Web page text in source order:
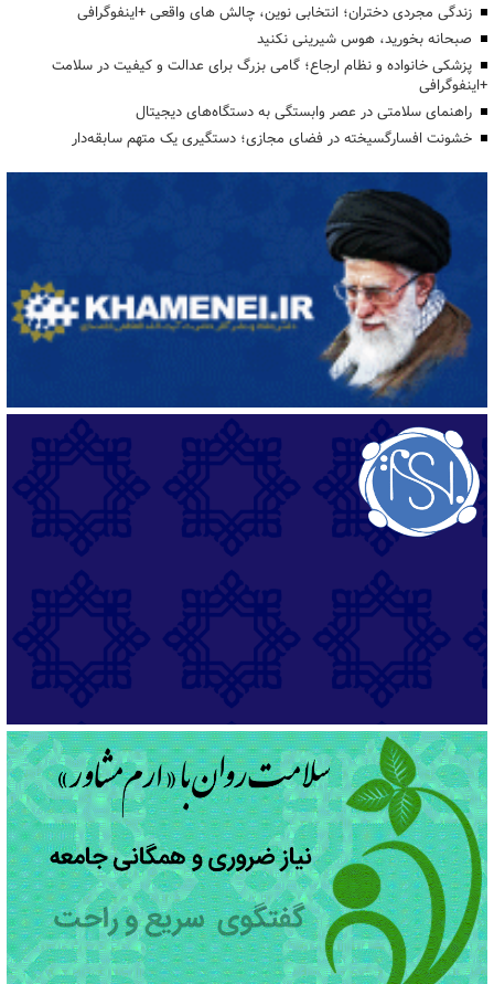
زندگی مجردی دختران؛ انتخابی نوین، چالش های واقعی +اینفوگرافی
صبحانه بخورید، هوس شیرینی نکنید
پزشکی خانواده و نظام ارجاع؛ گامی بزرگ برای عدالت و کیفیت در سلامت
+اینفوگرافی
راهنمای سلامتی در عصر وابستگی به دستگاه‌های دیجیتال
خشونت افسارگسیخته در فضای مجازی؛ دستگیری یک متهم سابقه‌دار